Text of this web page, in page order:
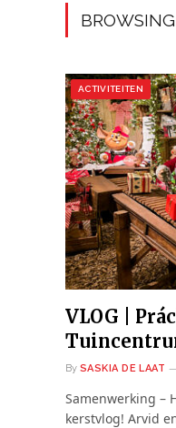
ACTIVITEITEN
VLOG |
By SASKIA DE LAAT
Samenwerking –
kerstvlog! Arvid